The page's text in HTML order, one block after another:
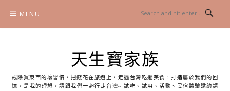
content
MENU
天生寶家族
戒除買東西的壞習慣，把錢花在旅遊上，走遍台灣吃遍美食，打造屬於我們的回
憶，是我的理想，請跟我們一起行走台灣~ 試吃、試用、活動、民宿體驗邀約請